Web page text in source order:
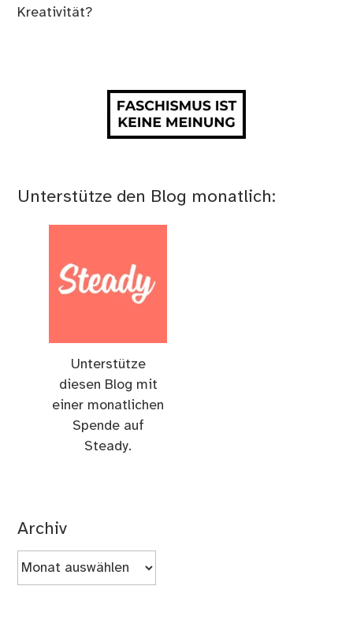
Kreativität?
Unterstütze den Blog monatlich:
Unterstütze
diesen Blog mit
einer monatlichen
Spende auf
Steady.
Archiv
Archiv